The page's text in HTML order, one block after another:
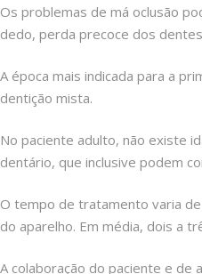
Os problemas de má oclusão
dedo, perda precoce dos
A época mais indicada para a
dentição mista.
No paciente adulto, não existe
dentário, que inclusive podem
O tempo de tratamento varia
do aparelho. Em média, dois a
A colaboração do paciente e de